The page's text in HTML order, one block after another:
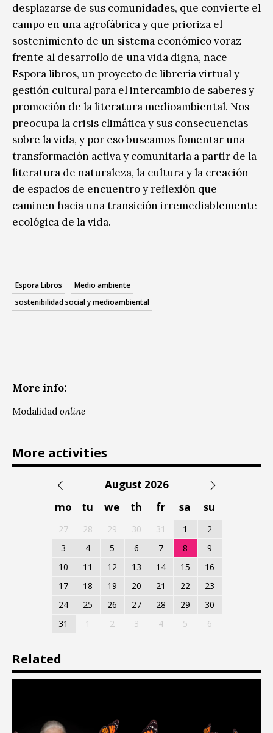
desplazarse de sus comunidades, que convierte el
campo en una agrofábrica y que prioriza el
sostenimiento de un sistema económico voraz
frente al desarrollo de una vida digna, nace
Espora libros, un proyecto de librería virtual y
gestión cultural para el intercambio de saberes y
promoción de la literatura medioambiental. Nos
preocupa la crisis climática y sus consecuencias
sobre la vida, y por eso buscamos fomentar una
transformación activa y comunitaria a partir de la
literatura de naturaleza, la cultura y la creación
de espacios de encuentro y reflexión que
caminen hacia una transición irremediablemente
ecológica de la vida.
Espora Libros
Medio ambiente
sostenibilidad social y medioambiental
More info:
Modalidad online
More activities
August 2026
mo
tu we th fr sa su
27 28 29 30 31 1
2
3
4 5 6 7 8
9
10
11 12 13 14 15
16
17
18 19 20 21 22
23
24
25 26 27 28 29
30
31
1 2 3 4 5 6
Related